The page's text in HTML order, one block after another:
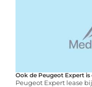
Ook de Peugeot Expert
Peugeot Expert lease